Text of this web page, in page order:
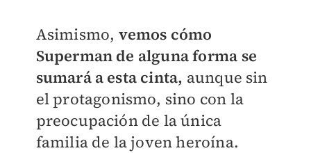
Asimismo, vemos cómo
Superman de alguna forma se
sumará a esta cinta, aunque sin
el protagonismo, sino con la
preocupación de la única
familia de la joven heroína.